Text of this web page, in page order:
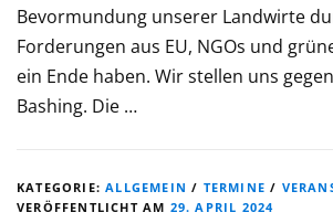
Bevormundung unserer Landwirte
Forderungen aus EU, NGOs und
ein Ende haben. Wir stellen uns
Bashing. Die …
KATEGORIE:ALLGEMEIN / TERMINE /
VERÖFFENTLICHT AM 29. APRIL 2024